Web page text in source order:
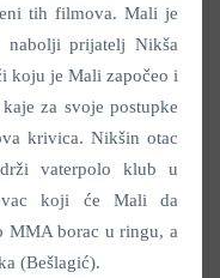
tih filmova. Mali je
nabolji prijatelj Nikša
koju je Mali započeo i
za svoje postupke
krivica. Nikšin otac
vaterpolo klub u
koji će Mali da
MMA borac u ringu, a
(Bešlagić).